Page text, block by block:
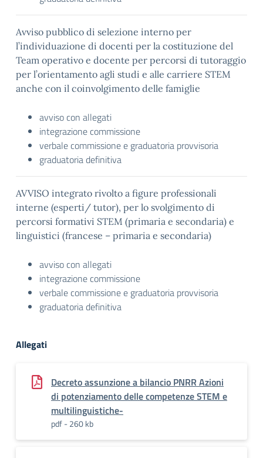
Avviso pubblico di selezione interno per
l’individuazione di docenti per la costituzione del
Team operativo e docente per percorsi di tutoraggio
per l’orientamento agli studi e alle carriere STEM
anche con il coinvolgimento delle famiglie
avviso con allegati
integrazione commissione
verbale commissione e graduatoria provvisoria
graduatoria definitiva
AVVISO integrato rivolto a figure professionali
interne (esperti/ tutor), per lo svolgimento di
percorsi formativi STEM (primaria e secondaria) e
linguistici (francese – primaria e secondaria)
avviso con allegati
integrazione commissione
verbale commissione e graduatoria provvisoria
graduatoria definitiva
Allegati
Decreto assunzione a bilancio PNRR Azioni
di potenziamento delle competenze STEM e
multilinguistiche-
pdf - 260 kb